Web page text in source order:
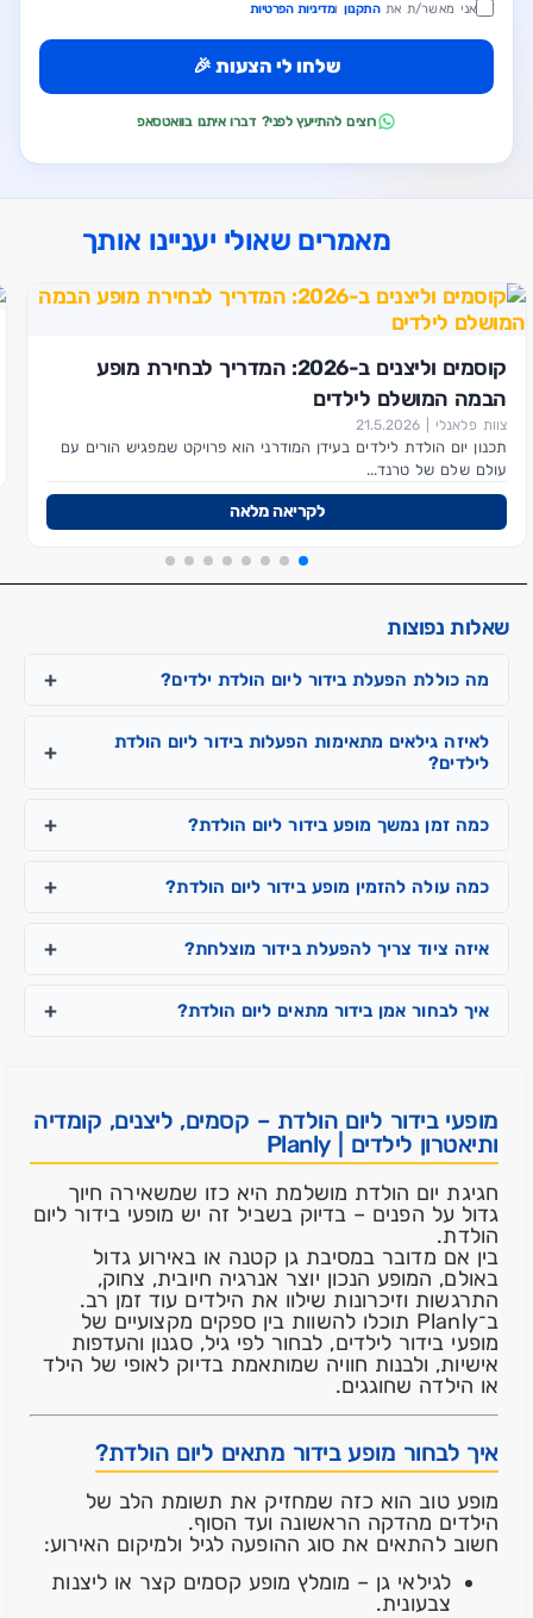
אני מאשר/ת אתהתקנוןומדיניות הפרטיות
שלחו לי הצעות 🎉
רוצים להתייעץ לפני? דברו איתנו בוואטסאפ
מאמרים שאולי יעניינו אותך
קוסמים וליצנים ב-2026: המדריך לבחירת מופע
הבמה המושלם לילדים
צוות פלאנלי | 21.5.2026
תכנון יום הולדת לילדים בעידן המודרני הוא פרויקט שמפגיש הורים עם
עולם שלם של טרנד...
לקריאה מלאה
שאלות נפוצות
מה כוללת הפעלת בידור ליום הולדת ילדים?
לאיזה גילאים מתאימות הפעלות בידור ליום הולדת
לילדים?
כמה זמן נמשך מופע בידור ליום הולדת?
כמה עולה להזמין מופע בידור ליום הולדת?
איזה ציוד צריך להפעלת בידור מוצלחת?
איך לבחור אמן בידור מתאים ליום הולדת?
מופעי בידור ליום הולדת – קסמים, ליצנים, קומדיה
ותיאטרון לילדים | Planly
חגיגת יום הולדת מושלמת היא כזו שמשאירה חיוך
גדול על הפנים – בדיוק בשביל זה יש מופעי בידור ליום
הולדת.
בין אם מדובר במסיבת גן קטנה או באירוע גדול
באולם, המופע הנכון יוצר אנרגיה חיובית, צחוק,
התרגשות וזיכרונות שילוו את הילדים עוד זמן רב.
ב־Planly תוכלו להשוות בין ספקים מקצועיים של
מופעי בידור לילדים, לבחור לפי גיל, סגנון והעדפות
אישיות, ולבנות חוויה שמותאמת בדיוק לאופי של הילד
או הילדה שחוגגים.
איך לבחור מופע בידור מתאים ליום הולדת?
מופע טוב הוא כזה שמחזיק את תשומת הלב של
הילדים מהדקה הראשונה ועד הסוף.
חשוב להתאים את סוג ההופעה לגיל ולמיקום האירוע:
לגילאי גן – מומלץ מופע קסמים קצר או ליצנות
צבעונית.